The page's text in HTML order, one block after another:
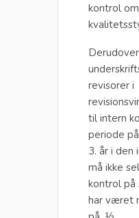
kontrol
revisorer i
til intern
periode
3. år i den
må ikke
kontrol på
har været